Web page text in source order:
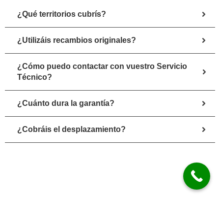
¿Qué territorios cubrís?
¿Utilizáis recambios originales?
¿Cómo puedo contactar con vuestro Servicio
Técnico?
¿Cuánto dura la garantía?
¿Cobráis el desplazamiento?